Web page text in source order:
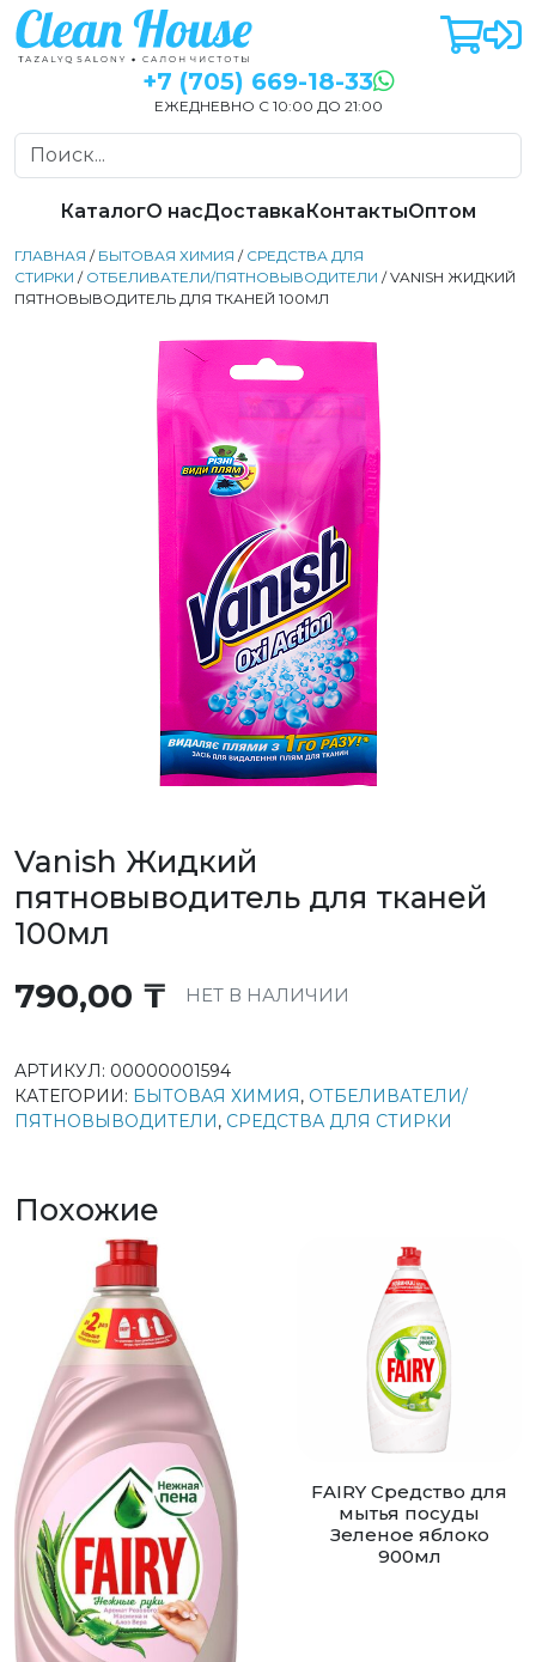
+7 (705) 669-18-33
ЕЖЕДНЕВНО С 10:00 ДО 21:00
КаталогО насДоставкаКонтактыОптом
ГЛАВНАЯ / БЫТОВАЯ ХИМИЯ / СРЕДСТВА ДЛЯ
СТИРКИ / ОТБЕЛИВАТЕЛИ/ПЯТНОВЫВОДИТЕЛИ / VANISH ЖИДКИЙ
ПЯТНОВЫВОДИТЕЛЬ ДЛЯ ТКАНЕЙ 100МЛ
Vanish Жидкий
пятновыводитель для тканей
100мл
790,00 ₸ НЕТ В НАЛИЧИИ
АРТИКУЛ: 00000001594
КАТЕГОРИИ: БЫТОВАЯ ХИМИЯ, ОТБЕЛИВАТЕЛИ/
ПЯТНОВЫВОДИТЕЛИ, СРЕДСТВА ДЛЯ СТИРКИ
Похожие
FAIRY Средство для
мытья посуды
Зеленое яблоко
900мл